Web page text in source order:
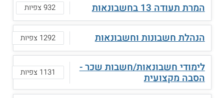
המרת תעודה 13 בחשבונאות 932 צפיות
הנהלת חשבונות וחשבונאות 1292 צפיות
לימודי חשבונאות/חשבות שכר -
הסבה מקצועית 1131 צפיות